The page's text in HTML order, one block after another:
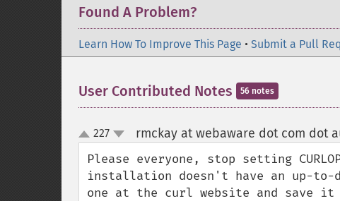
Found A Problem?
Learn How To Improve This Page • Submit a Pull
User Contributed Notes 56 notes
up
down
227 rmckay at webaware dot com dot
Please everyone, stop setting
installation doesn't have an up-to-
one at the curl website and save it